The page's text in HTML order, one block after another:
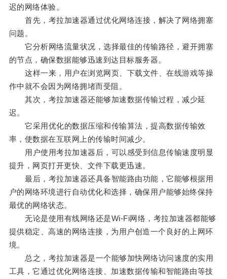
迟的网络体验。
首先，考拉加速器通过优化网络连接，解决了网络拥塞
问题。
它分析网络流量状况，选择最佳的传输路径，避开拥塞
的节点，确保数据能够迅速到达目标服务器。
这样一来，用户在浏览网页、下载文件、在线游戏等操
作中就不会因为网络拥堵而受阻。
其次，考拉加速器还能够加速数据传输过程，减少延
迟。
它采用优化的数据压缩和传输算法，提高数据传输效
率，使数据在互联网上的传输时间减少。
用户使用考拉加速器后，可以感受到信息传输速度明显
提升，网页打开更快、文件下载更迅速。
最后，考拉加速器还具备智能路由功能，它能够根据用
户的网络环境进行自动优化和选择，确保用户能够始终保持
最优的网络状态。
无论是使用有线网络还是Wi-Fi网络，考拉加速器都能够
提供稳定、高速的网络连接，为用户创造一个良好的上网环
境。
总之，考拉加速器是一个能够加快网络访问速度的实用
工具，它通过优化网络连接、加速数据传输和智能路由等技